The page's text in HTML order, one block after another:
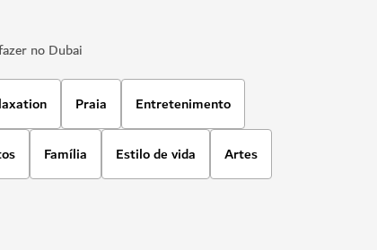
no Dubai
Praia Entretenimento
Família Estilo de vida Artes